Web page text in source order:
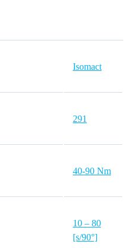
Isomact
291
40-90 Nm
10 – 80
[s/90°]